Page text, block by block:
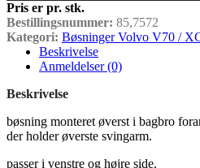
Pris er pr. stk.
Bestillingsnummer: 85,7572
Kategori: Bøsninger Volvo V70 /
Beskrivelse
Anmeldelser (0)
Beskrivelse
bøsning monteret øverst i bagbro
der holder øverste svingarm.
passer i venstre og højre side.